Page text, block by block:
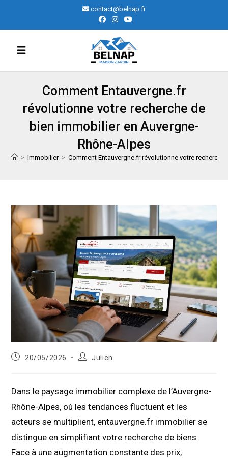
content
contact@belnap.fr
Comment Entauvergne.fr
révolutionne votre recherche de
bien immobilier en Auvergne-
Rhône-Alpes
> Immobilier > Comment Entauvergne.fr révolutionne votre
Publication
20/05/2026
Auteur/autrice
Julien
Dans le paysage immobilier complexe de l’Auvergne-
Rhône-Alpes, où les tendances fluctuent et les
acteurs se multiplient, entauvergne.fr immobilier se
distingue en simplifiant votre recherche de biens.
Face à une augmentation constante des prix,